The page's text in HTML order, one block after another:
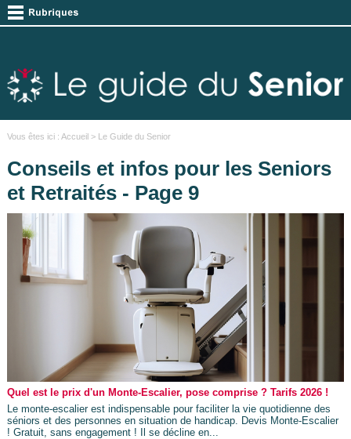
Vous êtes ici : Accueil> Le Guide du Senior
Conseils et infos pour les Seniors
et Retraités - Page 9
Quel est le prix d'un Monte-Escalier, pose comprise ? Tarifs 2026 !
Le monte-escalier est indispensable pour faciliter la vie quotidienne des
séniors et des personnes en situation de handicap. Devis Monte-Escalier
! Gratuit, sans engagement ! Il se décline en...